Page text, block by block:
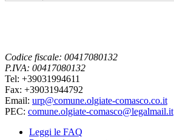
Codice fiscale: 00417080132
P.IVA: 00417080132
Tel: +39031994611
Fax: +39031944792
Email: urp@comune.olgiate-comasco.co.it
PEC: comune.olgiate-comasco@legalmail.it
Leggi le FAQ